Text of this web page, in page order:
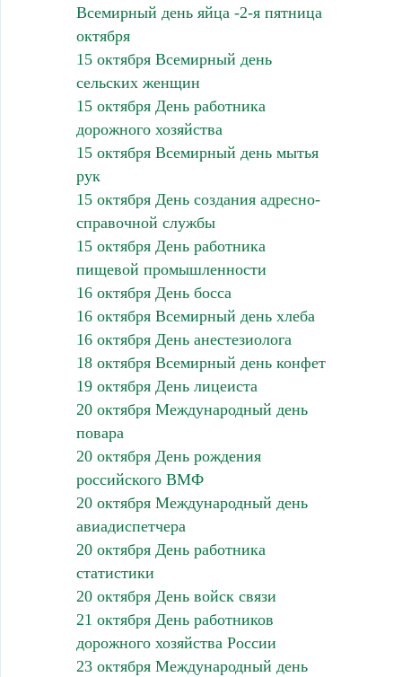
Всемирный день яйца -2-я пятница
октября
15 октября Всемирный день
сельских женщин
15 октября День работника
дорожного хозяйства
15 октября Всемирный день мытья
рук
15 октября День создания адресно-
справочной службы
15 октября День работника
пищевой промышленности
16 октября День босса
16 октября Всемирный день хлеба
16 октября День анестезиолога
18 октября Всемирный день конфет
19 октября День лицеиста
20 октября Международный день
повара
20 октября День рождения
российского ВМФ
20 октября Международный день
авиадиспетчера
20 октября День работника
статистики
20 октября День войск связи
21 октября День работников
дорожного хозяйства России
23 октября Международный день